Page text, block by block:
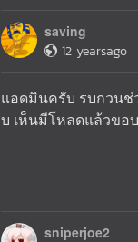
saving
12 yearsago
แอดมินครับ รบกวนช่
บ เห็นมีโหลดแล้วข
sniperjoe2